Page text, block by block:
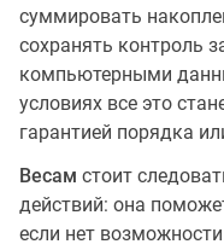
суммировать
сохранять контроль
компьютерными
условиях все это
гарантией порядка
Весам стоит
действий: она
если нет